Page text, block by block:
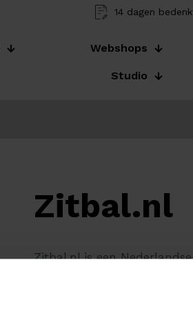
14 dagen
Webshops
Studio
Zitbal.nl
Zitbal.nl is een
verkoop van diverse
populairder vanwege de